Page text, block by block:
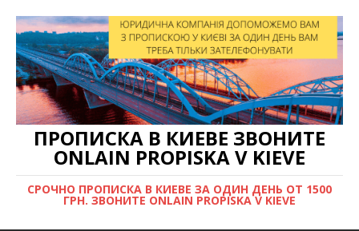
ПРОПИСКА В КИЕВЕ ЗВОНИТЕ
ONLAIN PROPISKA V KIEVE
СРОЧНО ПРОПИСКА В КИЕВЕ ЗА ОДИН ДЕНЬ ОТ 1500
ГРН. ЗВОНИТЕ ONLAIN PROPISKA V KIEVE